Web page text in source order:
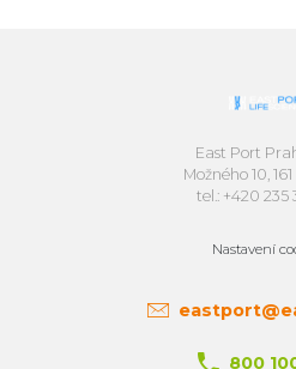
East Port
Možného 10,
tel.: +420 235
Nastavení
800